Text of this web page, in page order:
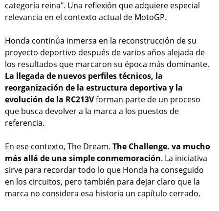
categoría reina". Una reflexión que adquiere especial
relevancia en el contexto actual de MotoGP.
Honda continúa inmersa en la reconstrucción de su
proyecto deportivo después de varios años alejada de
los resultados que marcaron su época más dominante.
La llegada de nuevos perfiles técnicos, la
reorganización de la estructura deportiva y la
evolución de la RC213Vforman parte de un proceso
que busca devolver a la marca a los puestos de
referencia.
En ese contexto, The Dream. The Challenge. va mucho
más allá de una simple conmemoración. La iniciativa
sirve para recordar todo lo que Honda ha conseguido
en los circuitos, pero también para dejar claro que la
marca no considera esa historia un capítulo cerrado.